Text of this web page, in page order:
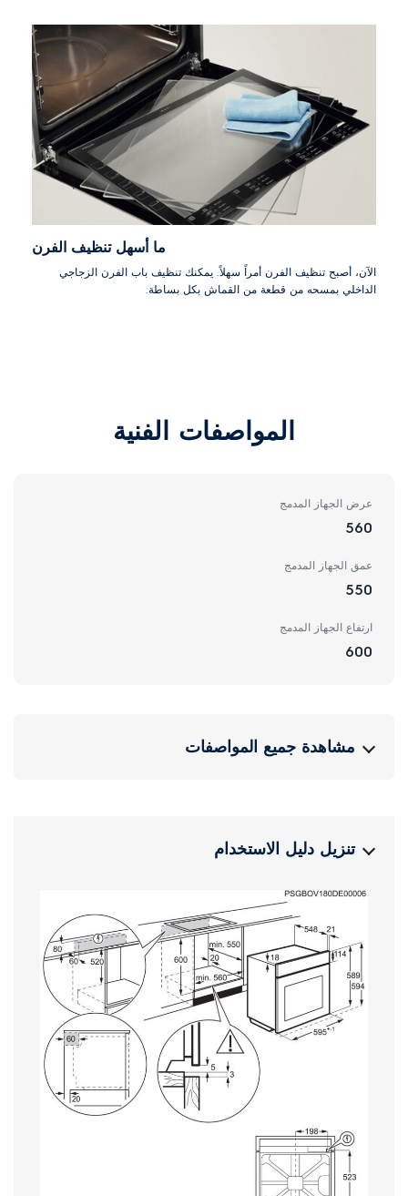
ما أسهل تنظيف الفرن
الآن، أصبح تنظيف الفرن أمراً سهلاً. يمكنك تنظيف باب الفرن الزجاجي
الداخلي بمسحه من قطعة من القماش بكل بساطة.
المواصفات الفنية
عرض الجهاز المدمج
560
عمق الجهاز المدمج
550
ارتفاع الجهاز المدمج
600
مشاهدة جميع المواصفات
تنزيل دليل الاستخدام